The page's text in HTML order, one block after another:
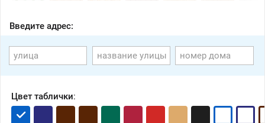
Введите адрес:
Цвет таблички: